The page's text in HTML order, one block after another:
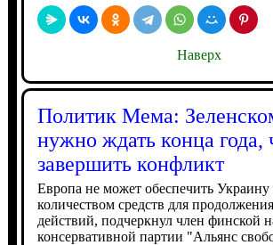
Наверх
Политик Мема:
нужно ждать конца года,
завершить конфликт
Европа не может обеспечить
количеством средств для
действий, подчеркнул член финской
консервативной партии "Альянс